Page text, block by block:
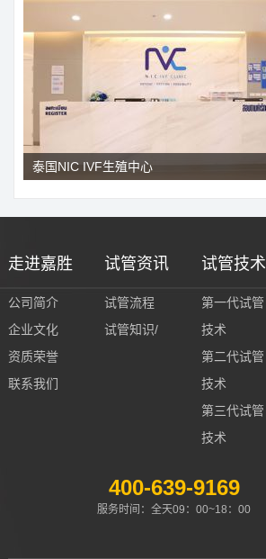
泰国NIC IVF生殖中心
走进嘉胜
公司简介
企业文化
资质荣誉
联系我们
试管资讯
试管流程
试管知识/
试管技术
第一代试管
技术
第二代试管
技术
第三代试管
技术
400-639-9169
服务时间：全天09：00~18：00